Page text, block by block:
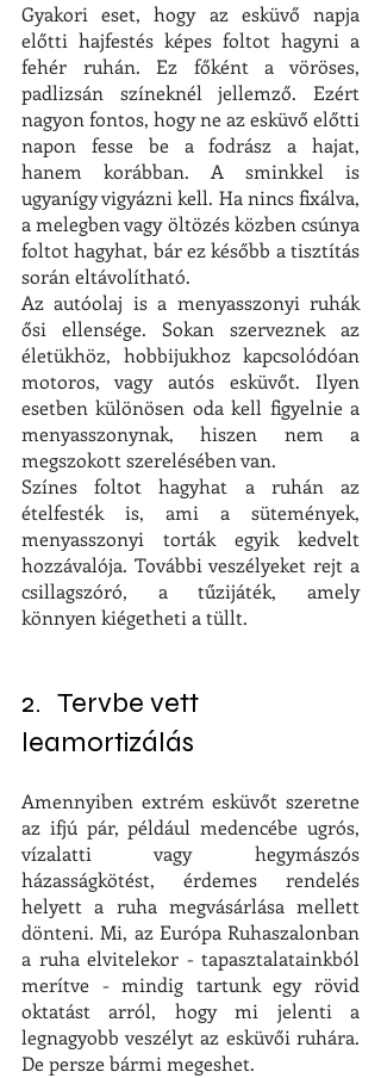
Gyakori eset, hogy az esküvő napja
előtti hajfestés képes foltot hagyni a
fehér ruhán. Ez főként a vöröses,
padlizsán színeknél jellemző. Ezért
nagyon fontos, hogy ne az esküvő előtti
napon fesse be a fodrász a hajat,
hanem korábban. A sminkkel is
ugyanígy vigyázni kell. Ha nincs fixálva,
a melegben vagy öltözés közben csúnya
foltot hagyhat, bár ez később a tisztítás
során eltávolítható.
Az autóolaj is a menyasszonyi ruhák
ősi ellensége. Sokan szerveznek az
életükhöz, hobbijukhoz kapcsolódóan
motoros, vagy autós esküvőt. Ilyen
esetben különösen oda kell figyelnie a
menyasszonynak, hiszen nem a
megszokott szerelésében van.
Színes foltot hagyhat a ruhán az
ételfesték is, ami a sütemények,
menyasszonyi torták egyik kedvelt
hozzávalója. További veszélyeket rejt a
csillagszóró, a tűzijáték, amely
könnyen kiégetheti a tüllt.
2.   Tervbe vett
leamortizálás
Amennyiben extrém esküvőt szeretne
az ifjú pár, például medencébe ugrós,
vízalatti vagy hegymászós
házasságkötést, érdemes rendelés
helyett a ruha megvásárlása mellett
dönteni. Mi, az Európa Ruhaszalonban
a ruha elvitelekor - tapasztalatainkból
merítve - mindig tartunk egy rövid
oktatást arról, hogy mi jelenti a
legnagyobb veszélyt az esküvői ruhára.
De persze bármi megeshet.